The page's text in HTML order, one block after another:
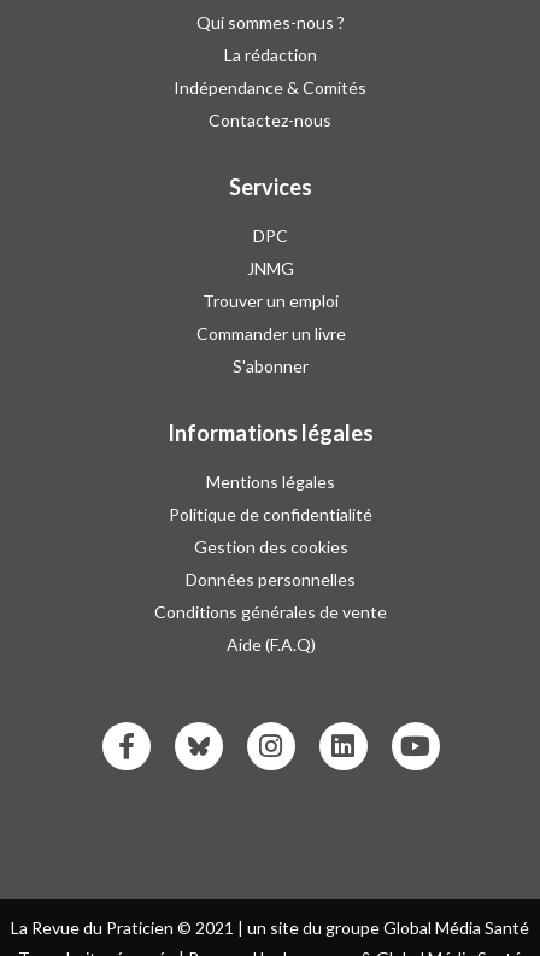
Qui sommes-nous ?
La rédaction
Indépendance & Comités
Contactez-nous
Services
DPC
JNMG
Trouver un emploi
Commander un livre
S'abonner
Informations légales
Mentions légales
Politique de confidentialité
Gestion des cookies
Données personnelles
Conditions générales de vente
Aide (F.A.Q)
La Revue du Praticien © 2021 | un site du groupe Global Média Santé